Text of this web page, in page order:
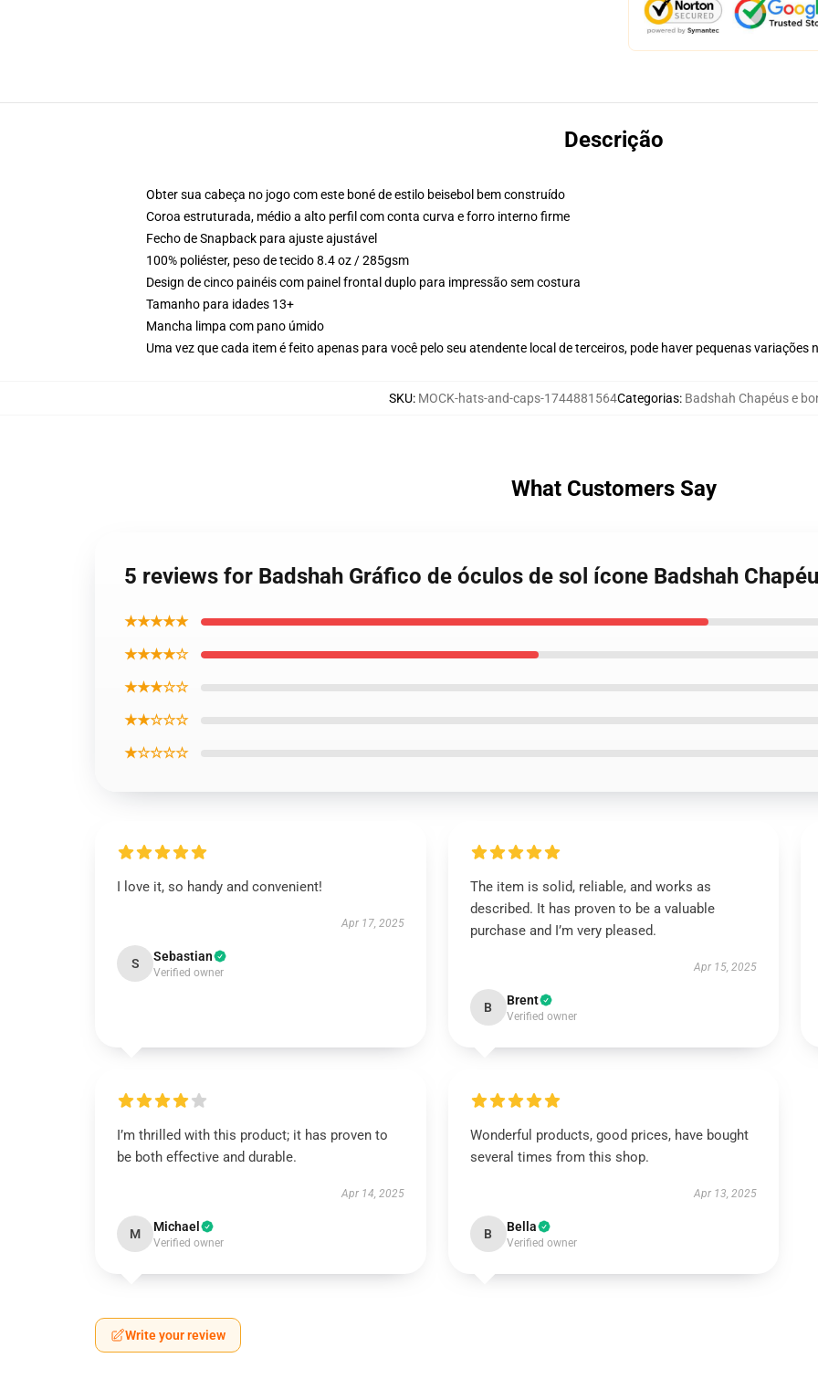
Descrição
Obter sua cabeça no jogo com este boné de estilo beisebol bem construído
Coroa estruturada, médio a alto perfil com conta curva e forro interno firme
Fecho de Snapback para ajuste ajustável
100% poliéster, peso de tecido 8.4 oz / 285gsm
Design de cinco painéis com painel frontal duplo para impressão sem costura
Tamanho para idades 13+
Mancha limpa com pano úmido
Uma vez que cada item é feito apenas para você pelo seu atendente local de terceiros, pode haver pequenas variações
SKU: MOCK-hats-and-caps-1744881564Categorias: Badshah Chapéus e
What Customers Say
5 reviews for Badshah Gráfico de óculos de sol ícone Badshah
★★★★★
★★★★☆
★★★☆☆
★★☆☆☆
★☆☆☆☆
I love it, so handy and convenient!
Apr 17, 2025
S Sebastian
Verified owner
The item is solid, reliable, and works as
described. It has proven to be a valuable
purchase and I’m very pleased.
Apr 15, 2025
B Brent
Verified owner
I’m thrilled with this product; it has proven to
be both effective and durable.
Apr 14, 2025
M Michael
Verified owner
Wonderful products, good prices, have bought
several times from this shop.
Apr 13, 2025
B Bella
Verified owner
Write your review